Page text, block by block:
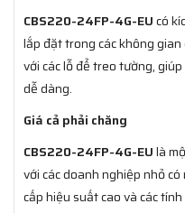
CBS220-24FP-4G-EUcó
lắp đặt trong các không
với các lỗ để treo tường,
dễ dàng.
Giá cả phải chăng
CBS220-24FP-4G-EUlà
với các doanh nghiệp nhỏ
cấp hiệu suất cao và các